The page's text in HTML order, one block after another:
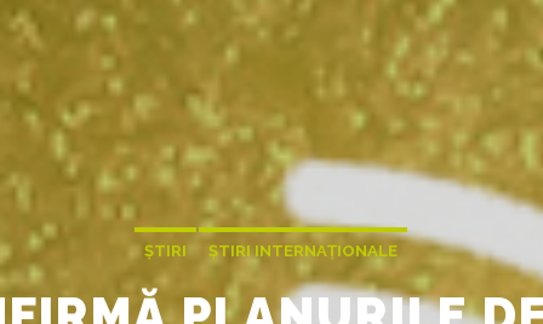
ȘTIRI ȘTIRI INTERNAȚIONALE